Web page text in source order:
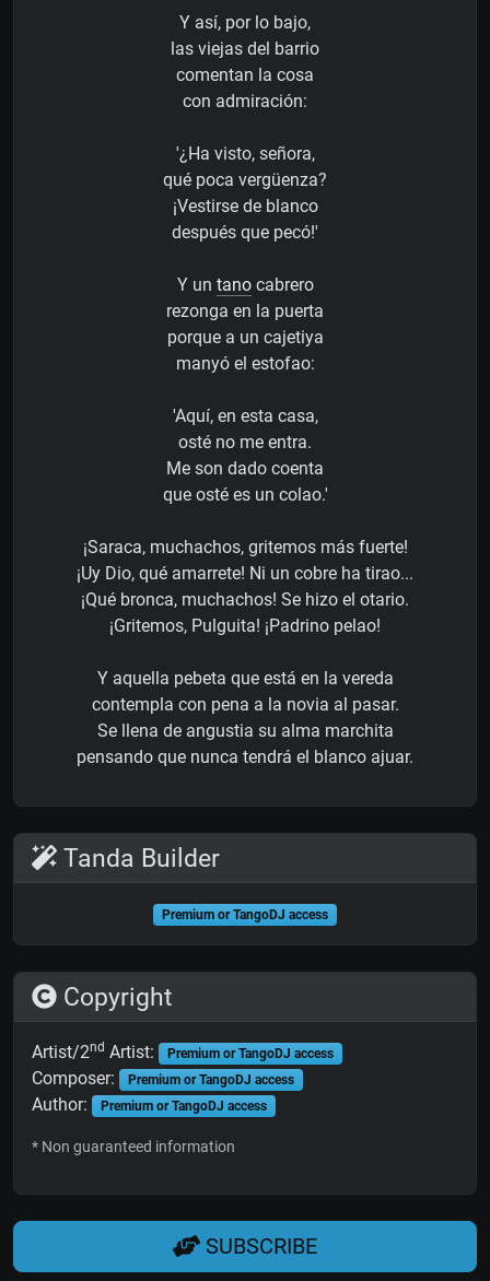
Y así, por lo bajo,
las viejas del barrio
comentan la cosa
con admiración:
'¿Ha visto, señora,
qué poca vergüenza?
¡Vestirse de blanco
después que pecó!'
Y un tanocabrero
rezonga en la puerta
porque a un cajetiya
manyó el estofao:
'Aquí, en esta casa,
osté no me entra.
Me son dado coenta
que osté es un colao.'
¡Saraca, muchachos, gritemos más fuerte!
¡Uy Dio, qué amarrete! Ni un cobre ha tirao...
¡Qué bronca, muchachos! Se hizo el otario.
¡Gritemos, Pulguita! ¡Padrino pelao!
Y aquella pebeta que está en la vereda
contempla con pena a la novia al pasar.
Se llena de angustia su alma marchita
pensando que nunca tendrá el blanco ajuar.
Tanda Builder
Premium or TangoDJ access
Copyright
Artist/2nd Artist: Premium or TangoDJ access
Composer: Premium or TangoDJ access
Author: Premium or TangoDJ access
* Non guaranteed information
SUBSCRIBE